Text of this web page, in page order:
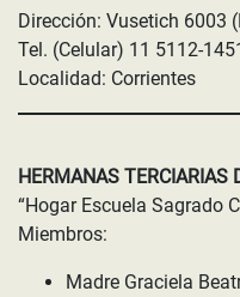
Dirección: Vusetich 6003
Tel. (Celular) 11 5112-
Localidad: Corrientes
HERMANAS TERCIARIAS
“Hogar Escuela Sagrado
Miembros:
Madre Graciela